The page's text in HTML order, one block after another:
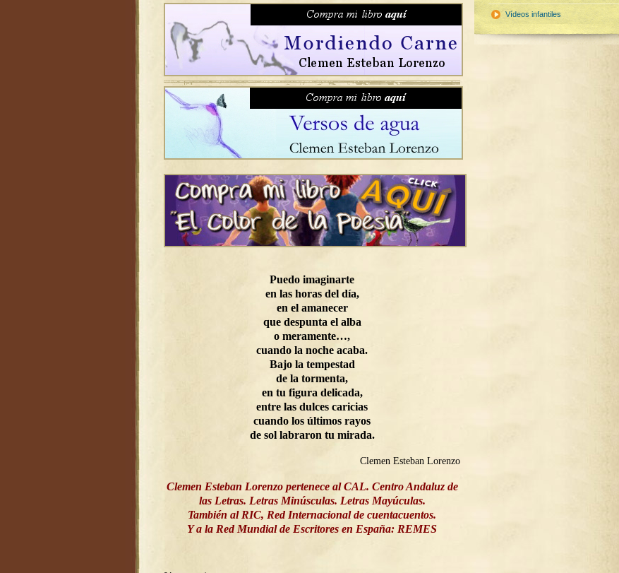
Puedo imaginarte
en las horas del día,
en el amanecer
que despunta el alba
o meramente…,
cuando la noche acaba.
Bajo la tempestad
de la tormenta,
en tu figura delicada,
entre las dulces caricias
cuando los últimos rayos
de sol labraron tu mirada.
Clemen Esteban Lorenzo
Clemen Esteban Lorenzo pertenece al CAL. Centro Andaluz de
las Letras. Letras Minúsculas. Letras Mayúculas.
También al RIC, Red Internacional de cuentacuentos.
Y a la Red Mundial de Escritores en España: REMES
Vídeos infantiles